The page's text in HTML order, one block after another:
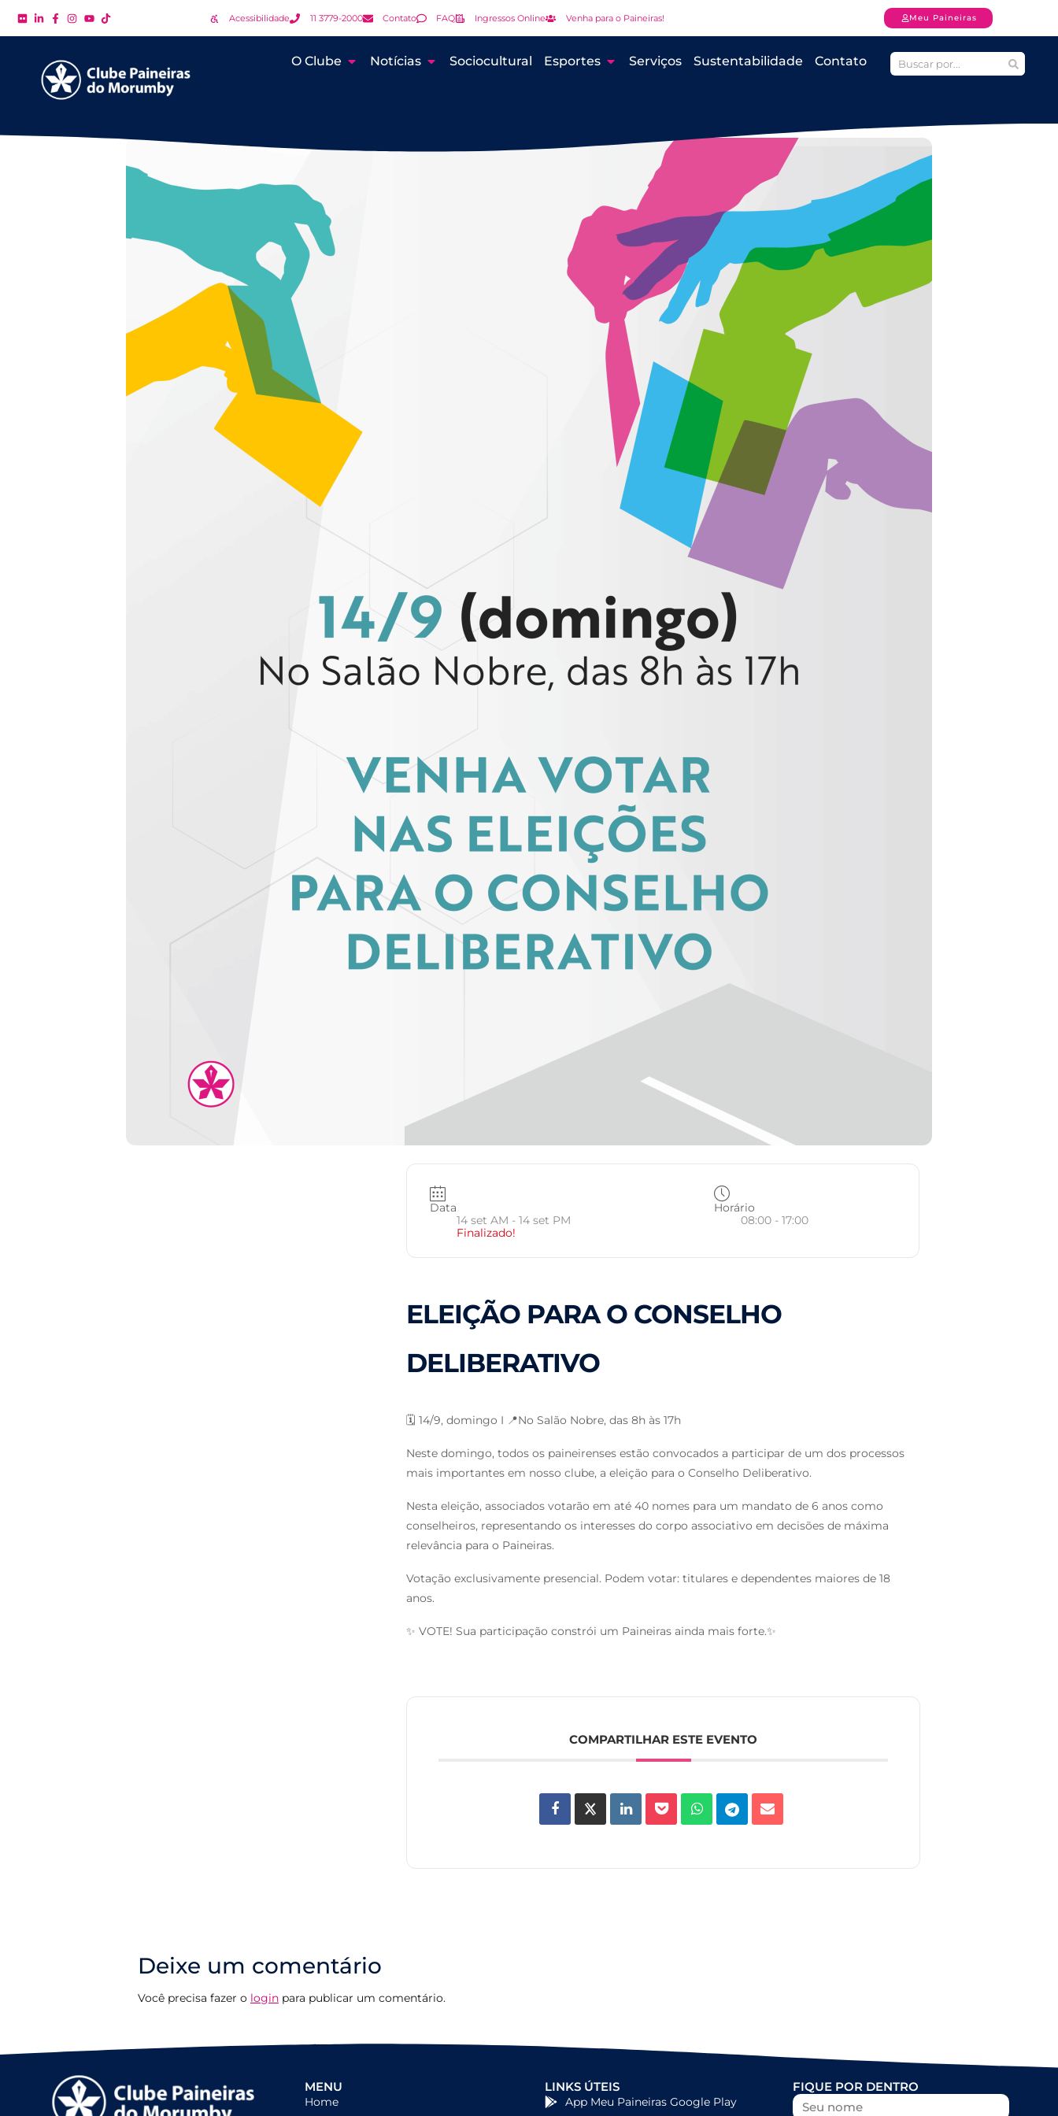
Acessibilidade 11 3779-2000 Contato FAQ Ingressos Online Venha para o Paineiras! Meu Paineiras
O Clube Notícias Sociocultural Esportes Serviços Sustentabilidade Contato
Data
14 set AM - 14 set PM
Finalizado!
Horário
08:00 - 17:00
ELEIÇÃO PARA O CONSELHO
DELIBERATIVO
🗓️ 14/9, domingo I 📍No Salão Nobre, das 8h às 17h
Neste domingo, todos os paineirenses estão convocados a participar de um dos processos
mais importantes em nosso clube, a eleição para o Conselho Deliberativo.
Nesta eleição, associados votarão em até 40 nomes para um mandato de 6 anos como
conselheiros, representando os interesses do corpo associativo em decisões de máxima
relevância para o Paineiras.
Votação exclusivamente presencial. Podem votar: titulares e dependentes maiores de 18
anos.
✨ VOTE! Sua participação constrói um Paineiras ainda mais forte.✨
COMPARTILHAR ESTE EVENTO
Deixe um comentário
Você precisa fazer o login para publicar um comentário.
MENU
Home
LINKS ÚTEIS
App Meu Paineiras Google Play
FIQUE POR DENTRO